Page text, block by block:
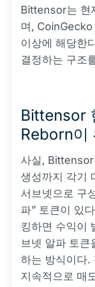
Bittensor는 현
며, CoinGecko
이상에 해당한
결정하는 구조
Bittensor
Reborn이
사실, Bittensor
생성까지 각기
서브넷으로 구
파” 토큰이 있
킹하면 수익이
브넷 알파 토큰
하는 방식이다.
지속적으로 매